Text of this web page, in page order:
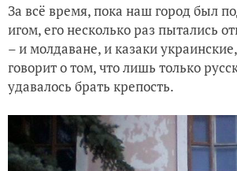
За всё время, пока наш город был
игом, его несколько раз пытались
– и молдаване, и казаки
говорит о том, что лишь только
удавалось брать крепость.